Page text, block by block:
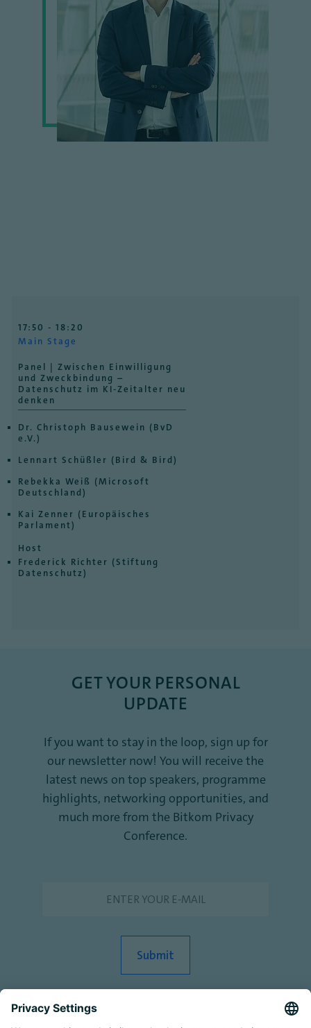
17:50 - 18:20
Main Stage
Panel | Zwischen Einwilligung
und Zweckbindung –
Datenschutz im KI-Zeitalter neu
denken
Dr. Christoph Bausewein (BvD
e.V.)
Lennart Schüßler (Bird & Bird)
Rebekka Weiß (Microsoft
Deutschland)
Kai Zenner (Europäisches
Parlament)
Host
Frederick Richter (Stiftung
Datenschutz)
GET YOUR PERSONAL
UPDATE
If you want to stay in the loop, sign up for
our newsletter now! You will receive the
latest news on top speakers, programme
highlights, networking opportunities, and
much more from the Bitkom Privacy
Conference.